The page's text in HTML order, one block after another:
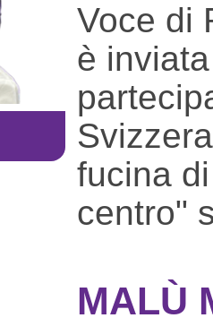
Voce di
è
fucina
centro"
MALÙ